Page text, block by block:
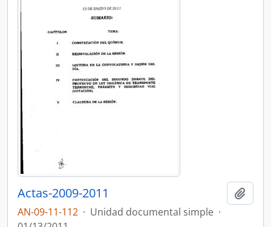
Actas-2009-2011
AN-09-11-112 · Unidad documental simple ·